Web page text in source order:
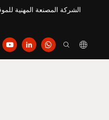
الشركة المصنعة المهنية